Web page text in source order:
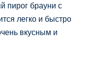
пирог брауни с
легко и быстро
вкусным и